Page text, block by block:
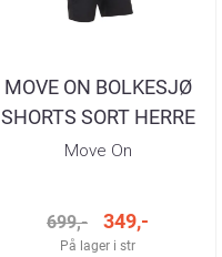
MOVE ON BOLKESJØ
SHORTS SORT HERRE
Move On
699,- 349,-
På lager i str